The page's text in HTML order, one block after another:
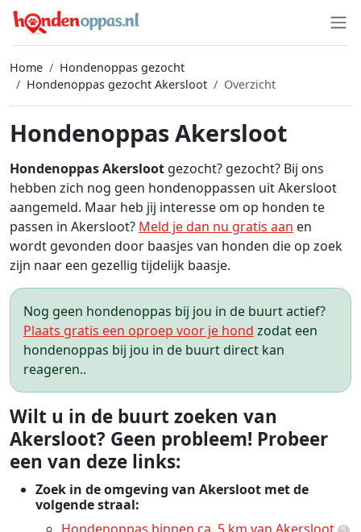
Home
Hondenoppas gezocht
Hondenoppas gezocht Akersloot
Overzicht
Hondenoppas Akersloot
Hondenoppas Akersloot gezocht? gezocht? Bij ons
hebben zich nog geen hondenoppassen uit Akersloot
aangemeld. Maar heb jij interesse om op honden te
passen in Akersloot? Meld je dan nu gratis aan en
wordt gevonden door baasjes van honden die op zoek
zijn naar een gezellig tijdelijk baasje.
Nog geen hondenoppas bij jou in de buurt actief?
Plaats gratis een oproep voor je hond zodat een
hondenoppas bij jou in de buurt direct kan
reageren..
Wilt u in de buurt zoeken van
Akersloot? Geen probleem! Probeer
een van deze links:
Zoek in de omgeving van Akersloot met de
volgende straal: